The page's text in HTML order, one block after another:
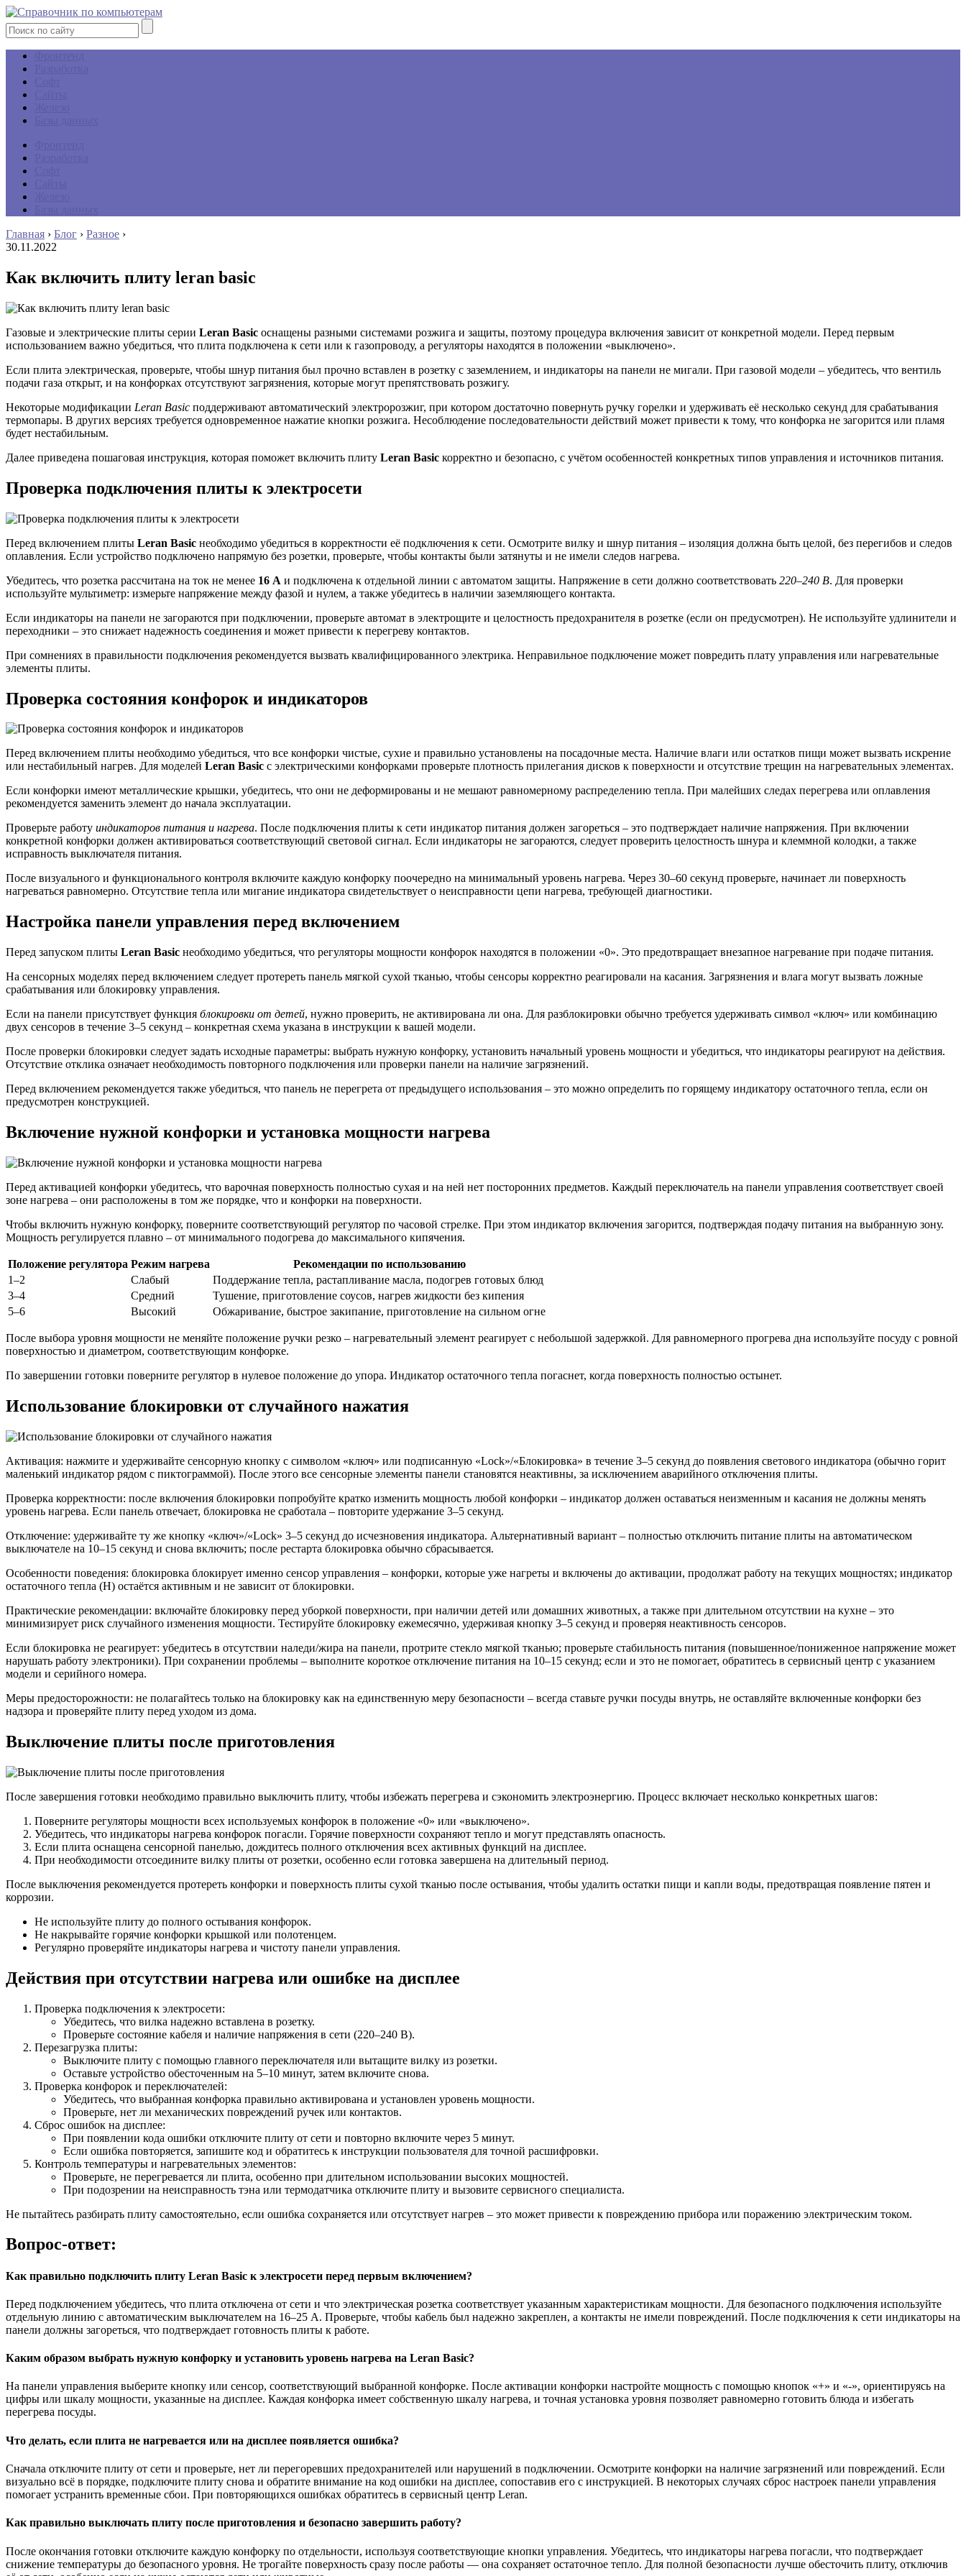
Главная › Блог › Разное ›
30.11.2022
Как включить плиту leran basic
Газовые и электрические плиты серии Leran Basic оснащены разными системами розжига и защиты, поэтому процедура включения зависит от конкретной модели. Перед первым
использованием важно убедиться, что плита подключена к сети или к газопроводу, а регуляторы находятся в положении «выключено».
Если плита электрическая, проверьте, чтобы шнур питания был прочно вставлен в розетку с заземлением, и индикаторы на панели не мигали. При газовой модели – убедитесь, что вентиль
подачи газа открыт, и на конфорках отсутствуют загрязнения, которые могут препятствовать розжигу.
Некоторые модификации Leran Basic поддерживают автоматический электророзжиг, при котором достаточно повернуть ручку горелки и удерживать её несколько секунд для срабатывания
термопары. В других версиях требуется одновременное нажатие кнопки розжига. Несоблюдение последовательности действий может привести к тому, что конфорка не загорится или пламя
будет нестабильным.
Далее приведена пошаговая инструкция, которая поможет включить плиту Leran Basic корректно и безопасно, с учётом особенностей конкретных типов управления и источников питания.
Проверка подключения плиты к электросети
Перед включением плиты Leran Basic необходимо убедиться в корректности её подключения к сети. Осмотрите вилку и шнур питания – изоляция должна быть целой, без перегибов и следов
оплавления. Если устройство подключено напрямую без розетки, проверьте, чтобы контакты были затянуты и не имели следов нагрева.
Убедитесь, что розетка рассчитана на ток не менее 16 А и подключена к отдельной линии с автоматом защиты. Напряжение в сети должно соответствовать 220–240 В. Для проверки
используйте мультиметр: измерьте напряжение между фазой и нулем, а также убедитесь в наличии заземляющего контакта.
Если индикаторы на панели не загораются при подключении, проверьте автомат в электрощите и целостность предохранителя в розетке (если он предусмотрен). Не используйте удлинители и
переходники – это снижает надежность соединения и может привести к перегреву контактов.
При сомнениях в правильности подключения рекомендуется вызвать квалифицированного электрика. Неправильное подключение может повредить плату управления или нагревательные
элементы плиты.
Проверка состояния конфорок и индикаторов
Перед включением плиты необходимо убедиться, что все конфорки чистые, сухие и правильно установлены на посадочные места. Наличие влаги или остатков пищи может вызвать искрение
или нестабильный нагрев. Для моделей Leran Basic с электрическими конфорками проверьте плотность прилегания дисков к поверхности и отсутствие трещин на нагревательных элементах.
Если конфорки имеют металлические крышки, убедитесь, что они не деформированы и не мешают равномерному распределению тепла. При малейших следах перегрева или оплавления
рекомендуется заменить элемент до начала эксплуатации.
Проверьте работу индикаторов питания и нагрева. После подключения плиты к сети индикатор питания должен загореться – это подтверждает наличие напряжения. При включении
конкретной конфорки должен активироваться соответствующий световой сигнал. Если индикаторы не загораются, следует проверить целостность шнура и клеммной колодки, а также
исправность выключателя питания.
После визуального и функционального контроля включите каждую конфорку поочередно на минимальный уровень нагрева. Через 30–60 секунд проверьте, начинает ли поверхность
нагреваться равномерно. Отсутствие тепла или мигание индикатора свидетельствует о неисправности цепи нагрева, требующей диагностики.
Настройка панели управления перед включением
Перед запуском плиты Leran Basic необходимо убедиться, что регуляторы мощности конфорок находятся в положении «0». Это предотвращает внезапное нагревание при подаче питания.
На сенсорных моделях перед включением следует протереть панель мягкой сухой тканью, чтобы сенсоры корректно реагировали на касания. Загрязнения и влага могут вызвать ложные
срабатывания или блокировку управления.
Если на панели присутствует функция блокировки от детей, нужно проверить, не активирована ли она. Для разблокировки обычно требуется удерживать символ «ключ» или комбинацию
двух сенсоров в течение 3–5 секунд – конкретная схема указана в инструкции к вашей модели.
После проверки блокировки следует задать исходные параметры: выбрать нужную конфорку, установить начальный уровень мощности и убедиться, что индикаторы реагируют на действия.
Отсутствие отклика означает необходимость повторного подключения или проверки панели на наличие загрязнений.
Перед включением рекомендуется также убедиться, что панель не перегрета от предыдущего использования – это можно определить по горящему индикатору остаточного тепла, если он
предусмотрен конструкцией.
Включение нужной конфорки и установка мощности нагрева
Перед активацией конфорки убедитесь, что варочная поверхность полностью сухая и на ней нет посторонних предметов. Каждый переключатель на панели управления соответствует своей
зоне нагрева – они расположены в том же порядке, что и конфорки на поверхности.
Чтобы включить нужную конфорку, поверните соответствующий регулятор по часовой стрелке. При этом индикатор включения загорится, подтверждая подачу питания на выбранную зону.
Мощность регулируется плавно – от минимального подогрева до максимального кипячения.
Положение регулятора Режим нагрева
Рекомендации по использованию
1–2
Слабый
Поддержание тепла, растапливание масла, подогрев готовых блюд
3–4
Средний
Тушение, приготовление соусов, нагрев жидкости без кипения
5–6
Высокий Обжаривание, быстрое закипание, приготовление на сильном огне
После выбора уровня мощности не меняйте положение ручки резко – нагревательный элемент реагирует с небольшой задержкой. Для равномерного прогрева дна используйте посуду с ровной
поверхностью и диаметром, соответствующим конфорке.
По завершении готовки поверните регулятор в нулевое положение до упора. Индикатор остаточного тепла погаснет, когда поверхность полностью остынет.
Использование блокировки от случайного нажатия
Активация: нажмите и удерживайте сенсорную кнопку с символом «ключ» или подписанную «Lock»/«Блокировка» в течение 3–5 секунд до появления светового индикатора (обычно горит
маленький индикатор рядом с пиктограммой). После этого все сенсорные элементы панели становятся неактивны, за исключением аварийного отключения плиты.
Проверка корректности: после включения блокировки попробуйте кратко изменить мощность любой конфорки – индикатор должен оставаться неизменным и касания не должны менять
уровень нагрева. Если панель отвечает, блокировка не сработала – повторите удержание 3–5 секунд.
Отключение: удерживайте ту же кнопку «ключ»/«Lock» 3–5 секунд до исчезновения индикатора. Альтернативный вариант – полностью отключить питание плиты на автоматическом
выключателе на 10–15 секунд и снова включить; после рестарта блокировка обычно сбрасывается.
Особенности поведения: блокировка блокирует именно сенсор управления – конфорки, которые уже нагреты и включены до активации, продолжат работу на текущих мощностях; индикатор
остаточного тепла (H) остаётся активным и не зависит от блокировки.
Практические рекомендации: включайте блокировку перед уборкой поверхности, при наличии детей или домашних животных, а также при длительном отсутствии на кухне – это
минимизирует риск случайного изменения мощности. Тестируйте блокировку ежемесячно, удерживая кнопку 3–5 секунд и проверяя неактивность сенсоров.
Если блокировка не реагирует: убедитесь в отсутствии наледи/жира на панели, протрите стекло мягкой тканью; проверьте стабильность питания (повышенное/пониженное напряжение может
нарушать работу электроники). При сохранении проблемы – выполните короткое отключение питания на 10–15 секунд; если и это не помогает, обратитесь в сервисный центр с указанием
модели и серийного номера.
Меры предосторожности: не полагайтесь только на блокировку как на единственную меру безопасности – всегда ставьте ручки посуды внутрь, не оставляйте включенные конфорки без
надзора и проверяйте плиту перед уходом из дома.
Выключение плиты после приготовления
После завершения готовки необходимо правильно выключить плиту, чтобы избежать перегрева и сэкономить электроэнергию. Процесс включает несколько конкретных шагов:
Поверните регуляторы мощности всех используемых конфорок в положение «0» или «выключено».
Убедитесь, что индикаторы нагрева конфорок погасли. Горячие поверхности сохраняют тепло и могут представлять опасность.
Если плита оснащена сенсорной панелью, дождитесь полного отключения всех активных функций на дисплее.
При необходимости отсоедините вилку плиты от розетки, особенно если готовка завершена на длительный период.
После выключения рекомендуется протереть конфорки и поверхность плиты сухой тканью после остывания, чтобы удалить остатки пищи и капли воды, предотвращая появление пятен и
коррозии.
Не используйте плиту до полного остывания конфорок.
Не накрывайте горячие конфорки крышкой или полотенцем.
Регулярно проверяйте индикаторы нагрева и чистоту панели управления.
Действия при отсутствии нагрева или ошибке на дисплее
Проверка подключения к электросети:
Убедитесь, что вилка надежно вставлена в розетку.
Проверьте состояние кабеля и наличие напряжения в сети (220–240 В).
Перезагрузка плиты:
Выключите плиту с помощью главного переключателя или вытащите вилку из розетки.
Оставьте устройство обесточенным на 5–10 минут, затем включите снова.
Проверка конфорок и переключателей:
Убедитесь, что выбранная конфорка правильно активирована и установлен уровень мощности.
Проверьте, нет ли механических повреждений ручек или контактов.
Сброс ошибок на дисплее:
При появлении кода ошибки отключите плиту от сети и повторно включите через 5 минут.
Если ошибка повторяется, запишите код и обратитесь к инструкции пользователя для точной расшифровки.
Контроль температуры и нагревательных элементов:
Проверьте, не перегревается ли плита, особенно при длительном использовании высоких мощностей.
При подозрении на неисправность тэна или термодатчика отключите плиту и вызовите сервисного специалиста.
Не пытайтесь разбирать плиту самостоятельно, если ошибка сохраняется или отсутствует нагрев – это может привести к повреждению прибора или поражению электрическим током.
Вопрос-ответ:
Как правильно подключить плиту Leran Basic к электросети перед первым включением?
Перед подключением убедитесь, что плита отключена от сети и что электрическая розетка соответствует указанным характеристикам мощности. Для безопасного подключения используйте
отдельную линию с автоматическим выключателем на 16–25 А. Проверьте, чтобы кабель был надежно закреплен, а контакты не имели повреждений. После подключения к сети индикаторы на
панели должны загореться, что подтверждает готовность плиты к работе.
Каким образом выбрать нужную конфорку и установить уровень нагрева на Leran Basic?
На панели управления выберите кнопку или сенсор, соответствующий выбранной конфорке. После активации конфорки настройте мощность с помощью кнопок «+» и «-», ориентируясь на
цифры или шкалу мощности, указанные на дисплее. Каждая конфорка имеет собственную шкалу нагрева, и точная установка уровня позволяет равномерно готовить блюда и избегать
перегрева посуды.
Что делать, если плита не нагревается или на дисплее появляется ошибка?
Сначала отключите плиту от сети и проверьте, нет ли перегоревших предохранителей или нарушений в подключении. Осмотрите конфорки на наличие загрязнений или повреждений. Если
визуально всё в порядке, подключите плиту снова и обратите внимание на код ошибки на дисплее, сопоставив его с инструкцией. В некоторых случаях сброс настроек панели управления
помогает устранить временные сбои. При повторяющихся ошибках обратитесь в сервисный центр Leran.
Как правильно выключать плиту после приготовления и безопасно завершить работу?
После окончания готовки отключите каждую конфорку по отдельности, используя соответствующие кнопки управления. Убедитесь, что индикаторы нагрева погасли, что подтверждает
снижение температуры до безопасного уровня. Не трогайте поверхность сразу после работы — она сохраняет остаточное тепло. Для полной безопасности лучше обесточить плиту, отключив